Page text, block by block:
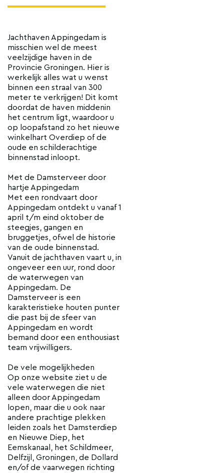
Jachthaven Appingedam is
misschien wel de meest
veelzijdige haven in de
Provincie Groningen. Hier is
werkelijk alles wat u wenst
binnen een straal van 300
meter te verkrijgen! Dit komt
doordat de haven middenin
het centrum ligt, waardoor u
op loopafstand zo het nieuwe
winkelhart Overdiep of de
oude en schilderachtige
binnenstad inloopt.
Met de Damsterveer door
hartje Appingedam
Met een rondvaart door
Appingedam ontdekt u vanaf 1
april t/m eind oktober de
steegjes, gangen en
bruggetjes, ofwel de historie
van de oude binnenstad.
Vanuit de jachthaven vaart u, in
ongeveer een uur, rond door
de waterwegen van
Appingedam. De
Damsterveer is een
karakteristieke houten punter
die past bij de sfeer van
Appingedam en wordt
bemand door een enthousiast
team vrijwilligers.
De vele mogelijkheden
Op onze website ziet u de
vele waterwegen die niet
alleen door Appingedam
lopen, maar die u ook naar
andere prachtige plekken
leiden zoals het Damsterdiep
en Nieuwe Diep, het
Eemskanaal, het Schildmeer,
Delfzijl, Groningen, de Dollard
en/of de vaarwegen richting